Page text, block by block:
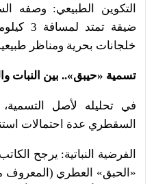
التكوين الطبيعي: وصفه
ضيقة
خلجانات بحرية ومناظر
تسمية «حيبق».. بين النبات
في تحليله لأصل
السقطري عدة احتمالات
الفرضية النباتية: يرجح
«الحبق» العطري (المعروف